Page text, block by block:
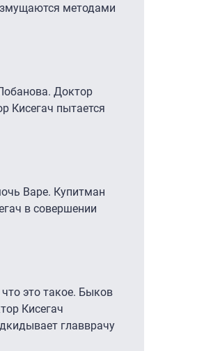
методами
Доктор
Кисегач пытается
Варе. Купитман
в совершении
это такое. Быков
Кисегач
главврачу